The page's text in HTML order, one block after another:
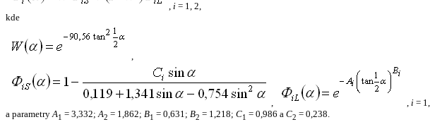
, i = 1, 2,
kde
,
, , i =
a parametryA1 = 3,332;A2 = 1,862; B1 = 0,631; B2 = 1,218; C1 = 0,986 a C2 = 0,238.